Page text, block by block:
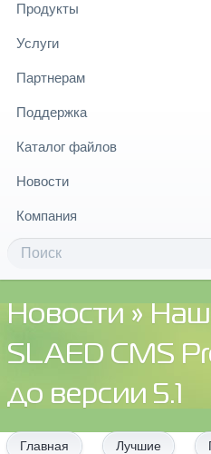
Продукты
Услуги
Партнерам
Поддержка
Каталог файлов
Новости
Компания
Новости »
SLAED CMS
до версии 5.1
Главная Лучшие